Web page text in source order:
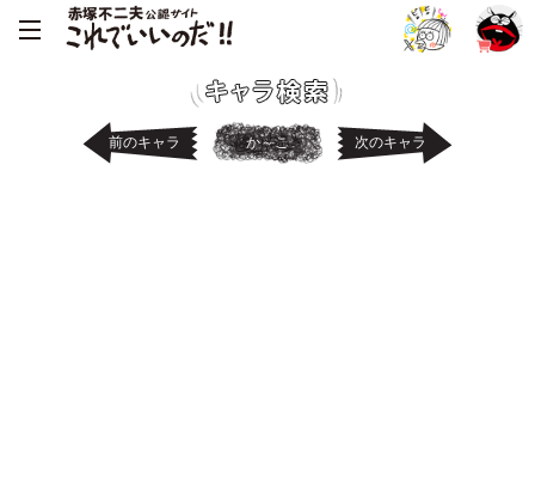
前のキャラ か～こ 次のキャラ